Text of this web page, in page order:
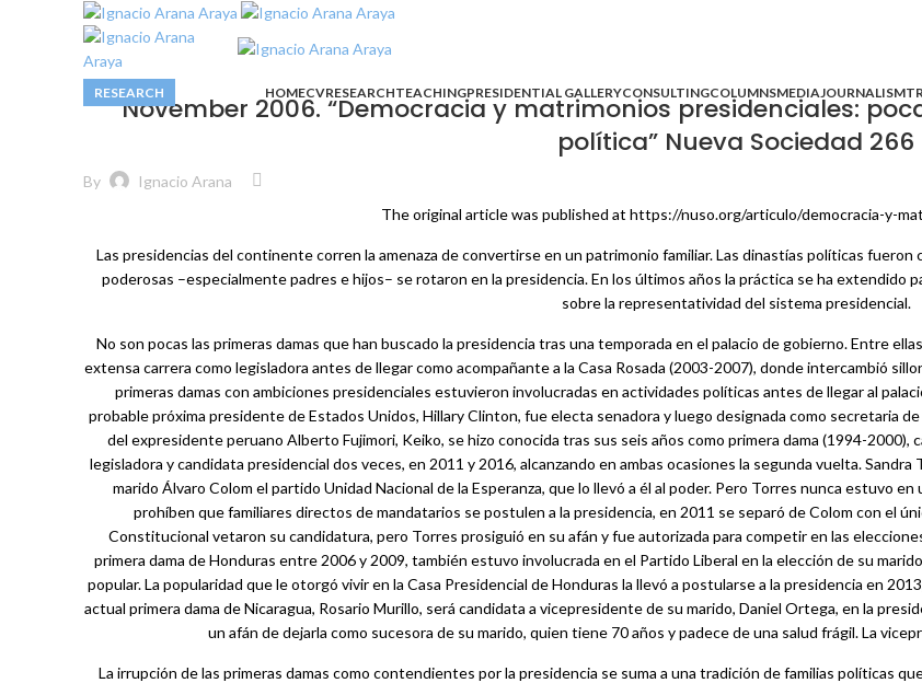
Menu HOMECVRESEARCHTEACHINGPRESIDENTIAL GALLERYCONSULTINGCOLUMNSMEDIAJOURNALISM
RESEARCH
November 2006. “Democracia y matrimonios presidenciales:
política” Nueva Sociedad 266
By
Ignacio Arana
The original article was published at https://nuso.org/articulo/democracia-y-
Las presidencias del continente corren la amenaza de convertirse en un patrimonio familiar. Las dinastías políticas
poderosas –especialmente padres e hijos– se rotaron en la presidencia. En los últimos años la práctica se ha extendido
sobre la representatividad del sistema presidencial.
No son pocas las primeras damas que han buscado la presidencia tras una temporada en el palacio de gobierno. Entre
extensa carrera como legisladora antes de llegar como acompañante a la Casa Rosada (2003-2007), donde intercambió
primeras damas con ambiciones presidenciales estuvieron involucradas en actividades políticas antes de llegar al
probable próxima presidente de Estados Unidos, Hillary Clinton, fue electa senadora y luego designada como secretaria de
del expresidente peruano Alberto Fujimori, Keiko, se hizo conocida tras sus seis años como primera dama (1994-2000),
legisladora y candidata presidencial dos veces, en 2011 y 2016, alcanzando en ambas ocasiones la segunda vuelta.
marido Álvaro Colom el partido Unidad Nacional de la Esperanza, que lo llevó a él al poder. Pero Torres nunca estuvo
prohíben que familiares directos de mandatarios se postulen a la presidencia, en 2011 se separó de Colom con el
Constitucional vetaron su candidatura, pero Torres prosiguió en su afán y fue autorizada para competir en las
primera dama de Honduras entre 2006 y 2009, también estuvo involucrada en el Partido Liberal en la elección de su
popular. La popularidad que le otorgó vivir en la Casa Presidencial de Honduras la llevó a postularse a la presidencia en
actual primera dama de Nicaragua, Rosario Murillo, será candidata a vicepresidente de su marido, Daniel Ortega, en la
un afán de dejarla como sucesora de su marido, quien tiene 70 años y padece de una salud frágil. La
La irrupción de las primeras damas como contendientes por la presidencia se suma a una tradición de familias políticas
RESEARCH
RESEARCH
RESEARCH
RESEARCH
RESEARCH
RESEARCH
RESEARCH
RESEARCH
RESEARCH